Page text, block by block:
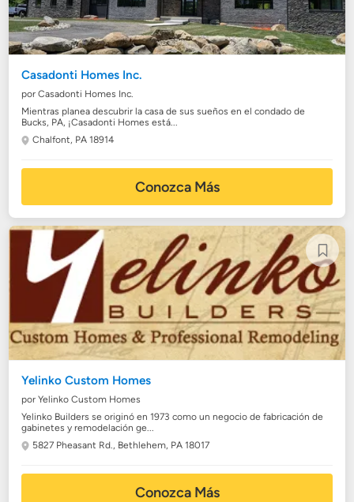
Casadonti Homes Inc.
por Casadonti Homes Inc.
Mientras planea descubrir la casa de sus sueños en el condado de
Bucks, PA, ¡Casadonti Homes está...
Chalfont, PA 18914
Conozca Más
Yelinko Custom Homes
por Yelinko Custom Homes
Yelinko Builders se originó en 1973 como un negocio de fabricación de
gabinetes y remodelación ge...
5827 Pheasant Rd., Bethlehem, PA 18017
Conozca Más